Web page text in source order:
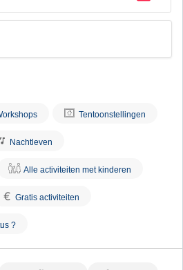
Tentoonstellingen
Nachtleven
Alle activiteiten met kinderen
€ Gratis activiteiten
?